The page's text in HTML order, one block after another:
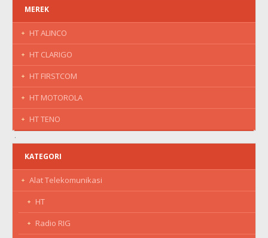
MEREK
HT ALINCO
HT CLARIGO
HT FIRSTCOM
HT MOTOROLA
HT TENO
KATEGORI
Alat Telekomunikasi
HT
Radio RIG